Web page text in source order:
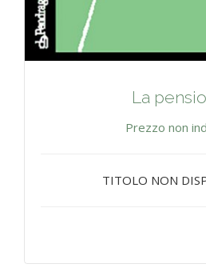
La
Prezzo non
TITOLO NON